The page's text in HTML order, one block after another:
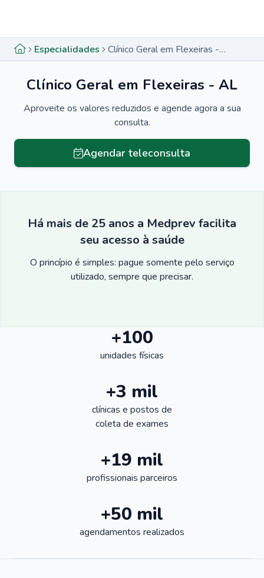
Especialidades Clínico Geral em Flexeiras - AL
Clínico Geral em Flexeiras - AL
Aproveite os valores reduzidos e agende agora a sua
consulta.
Agendar teleconsulta
Há mais de 25 anos a Medprev facilita
seu acesso à saúde
O princípio é simples: pague somente pelo serviço
utilizado, sempre que precisar.
+100
unidades físicas
+3 mil
clínicas e postos de
coleta de exames
+19 mil
profissionais parceiros
+50 mil
agendamentos realizados